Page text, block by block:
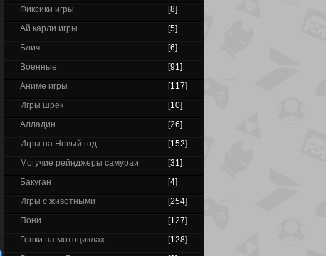
Фиксики игры
[8]
Ай карли игры
[5]
Блич
[6]
Военные
[91]
Аниме игры
[117]
Игры шрек
[10]
Алладин
[26]
Игры на Новый год
[152]
Могучие рейнджеры самураи
[31]
Бакуган
[4]
Игры с животными
[254]
Пони
[127]
Гонки на мотоциклах
[128]